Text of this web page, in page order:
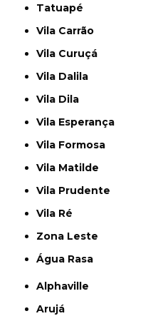
Tatuapé
Vila Carrão
Vila Curuçá
Vila Dalila
Vila Dila
Vila Esperança
Vila Formosa
Vila Matilde
Vila Prudente
Vila Ré
Zona Leste
Água Rasa
Alphaville
Arujá